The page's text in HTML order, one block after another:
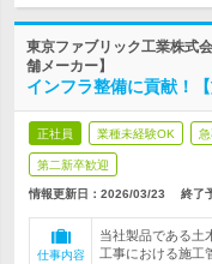
東京ファブリック工業株式
舗メーカー】
インフラ整備に貢献！
正社員 業種未経験OK
第二新卒歓迎
情報更新日：2026/03/23 終了
仕事内容
当社製品である土
工事における施工